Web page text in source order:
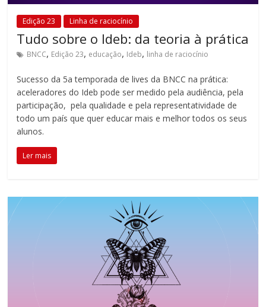
Edição 23 Linha de raciocínio
Tudo sobre o Ideb: da teoria à prática
BNCC, Edição 23, educação, Ideb, linha de raciocínio
Sucesso da 5a temporada de lives da BNCC na prática:
aceleradores do Ideb pode ser medido pela audiência, pela
participação, pela qualidade e pela representatividade de
todo um país que quer educar mais e melhor todos os seus
alunos.
Ler mais